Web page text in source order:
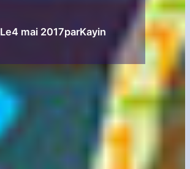
Le4 mai 2017parKayin